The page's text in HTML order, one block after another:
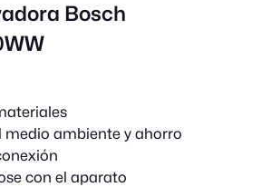
Bosch
medio ambiente y ahorro
con el aparato